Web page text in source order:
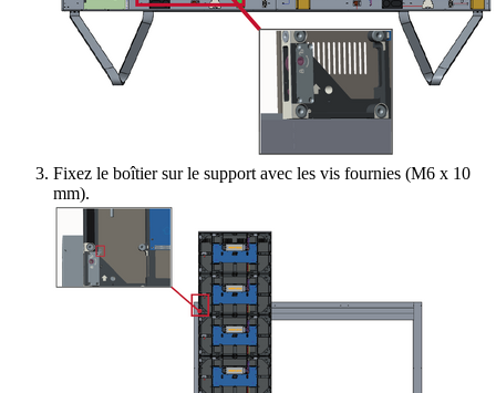
Fixez le boîtier sur le support avec les vis fournies (M6 x 10
mm).